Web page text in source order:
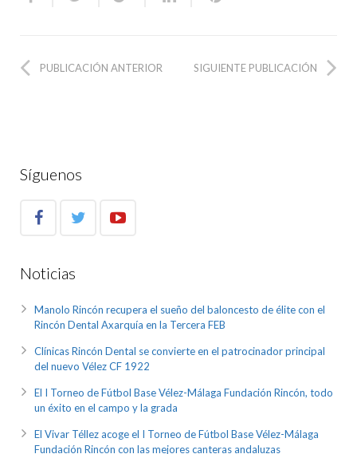
PUBLICACIÓN ANTERIOR SIGUIENTE PUBLICACIÓN
Síguenos
Noticias
Manolo Rincón recupera el sueño del baloncesto de élite con el
Rincón Dental Axarquía en la Tercera FEB
Clínicas Rincón Dental se convierte en el patrocinador principal
del nuevo Vélez CF 1922
El I Torneo de Fútbol Base Vélez-Málaga Fundación Rincón, todo
un éxito en el campo y la grada
El Vivar Téllez acoge el I Torneo de Fútbol Base Vélez-Málaga
Fundación Rincón con las mejores canteras andaluzas